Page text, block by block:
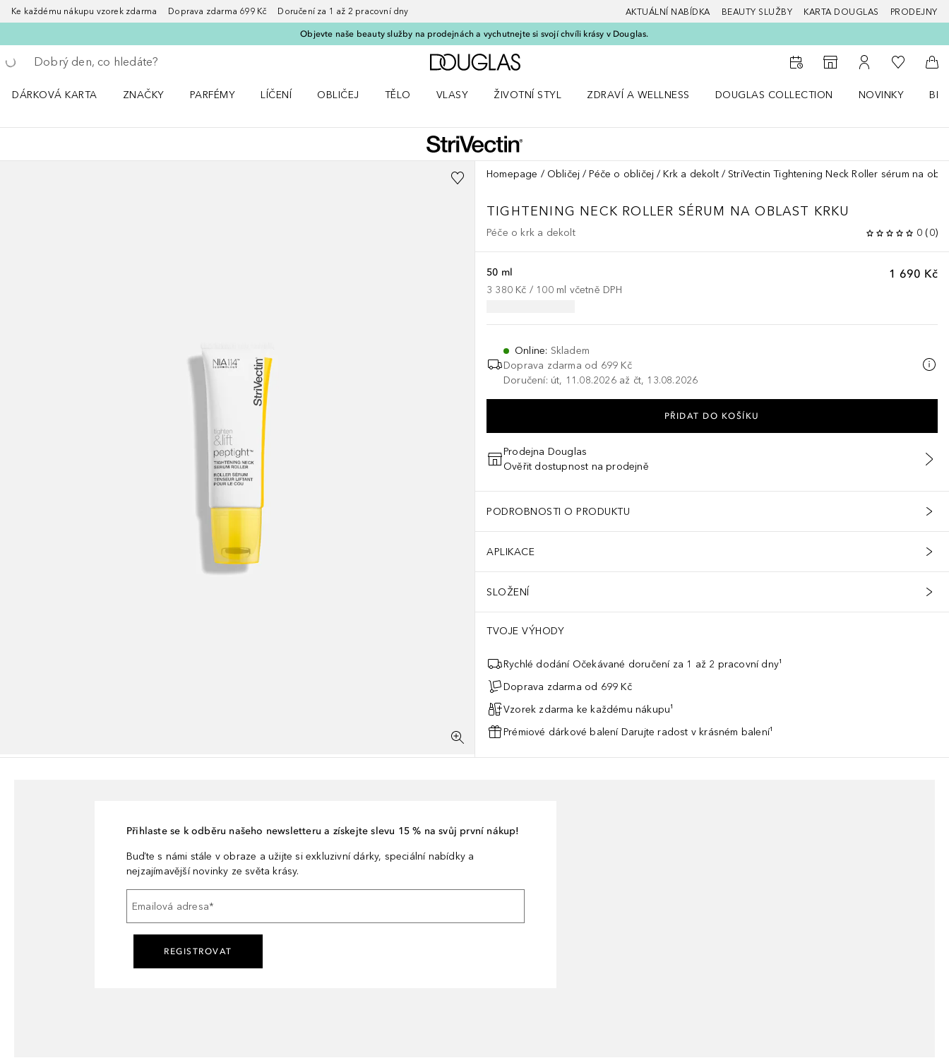
Ke každému nákupu vzorek zdarma Doprava zdarma 699 Kč Doručení za 1 až 2 pracovní dny AKTUÁLNÍ NABÍDKA BEAUTY SLUŽBY KARTA DOUGLAS PRODEJNY
Objevte naše beauty služby na prodejnách a vychutnejte si svojí chvíli krásy v Douglas.
Vraťte se
Proveďte vyhledávání
Domů
K vyhledávači prodejen
K mému účtu
K mému
Do
DÁRKOVÁ KARTA
ZNAČKY
PARFÉMY
LÍČENÍ
OBLIČEJ
TĚLO
VLASY
ŽIVOTNÍ STYL
ZDRAVÍ A WELLNESS
DOUGLAS COLLECTION
NOVINKY
Homepage Obličej Péče o obličej Krk a dekolt StriVectin Tightening Neck Roller sérum na
TIGHTENING NECK ROLLER SÉRUM NA OBLAST KRKU
Péče o krk a dekolt 0 (0)
1 690 Kč
50 ml
3 380 Kč / 100 ml včetně DPH
Online: Skladem
Doprava zdarma od 699 Kč
Doručení: út, 11.08.2026 až čt, 13.08.2026
PŘIDAT DO KOŠÍKU
Prodejna Douglas
Ověřit dostupnost na prodejně
PODROBNOSTI O PRODUKTU
APLIKACE
SLOŽENÍ
TVOJE VÝHODY
Rychlé dodání Očekávané doručení za 1 až 2 pracovní dny¹
Doprava zdarma od 699 Kč
Vzorek zdarma ke každému nákupu¹
Prémiové dárkové balení Darujte radost v krásném balení¹
Přihlaste se k odběru našeho newsletteru a získejte slevu 15 % na svůj první nákup!
Buďte s námi stále v obraze a užijte si exkluzivní dárky, speciální nabídky a
nejzajímavější novinky ze světa krásy.
Emailová adresa*
REGISTROVAT